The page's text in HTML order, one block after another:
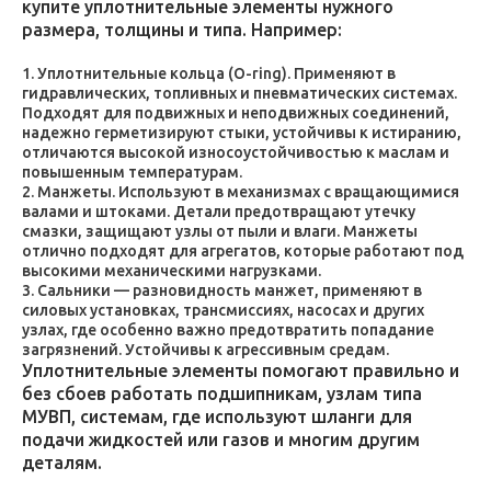
купите уплотнительные элементы нужного
размера, толщины и типа. Например:
Уплотнительные кольца (O-ring). Применяют в
гидравлических, топливных и пневматических системах.
Подходят для подвижных и неподвижных соединений,
надежно герметизируют стыки, устойчивы к истиранию,
отличаются высокой износоустойчивостью к маслам и
повышенным температурам.
Манжеты. Используют в механизмах с вращающимися
валами и штоками. Детали предотвращают утечку
смазки, защищают узлы от пыли и влаги. Манжеты
отлично подходят для агрегатов, которые работают под
высокими механическими нагрузками.
Сальники — разновидность манжет, применяют в
силовых установках, трансмиссиях, насосах и других
узлах, где особенно важно предотвратить попадание
загрязнений. Устойчивы к агрессивным средам.
Уплотнительные элементы помогают правильно и
без сбоев работать подшипникам, узлам типа
МУВП, системам, где используют шланги для
подачи жидкостей или газов и многим другим
деталям.